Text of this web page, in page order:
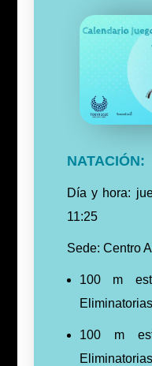
NATACIÓN:
Día y hora:
11:25
Sede: Centro
100 m
100 m